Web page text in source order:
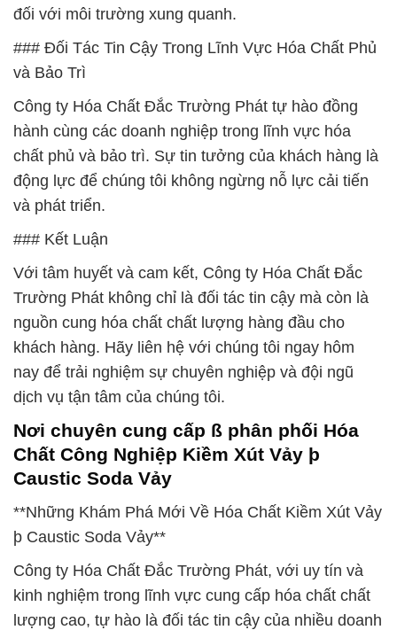
đối với môi trường xung quanh.
### Đối Tác Tin Cậy Trong Lĩnh Vực Hóa Chất Phủ
và Bảo Trì
Công ty Hóa Chất Đắc Trường Phát tự hào đồng
hành cùng các doanh nghiệp trong lĩnh vực hóa
chất phủ và bảo trì. Sự tin tưởng của khách hàng là
động lực để chúng tôi không ngừng nỗ lực cải tiến
và phát triển.
### Kết Luận
Với tâm huyết và cam kết, Công ty Hóa Chất Đắc
Trường Phát không chỉ là đối tác tin cậy mà còn là
nguồn cung hóa chất chất lượng hàng đầu cho
khách hàng. Hãy liên hệ với chúng tôi ngay hôm
nay để trải nghiệm sự chuyên nghiệp và đội ngũ
dịch vụ tận tâm của chúng tôi.
Nơi chuyên cung cấp ß phân phối Hóa
Chất Công Nghiệp Kiềm Xút Vảy þ
Caustic Soda Vảy
**Những Khám Phá Mới Về Hóa Chất Kiềm Xút Vảy
þ Caustic Soda Vảy**
Công ty Hóa Chất Đắc Trường Phát, với uy tín và
kinh nghiệm trong lĩnh vực cung cấp hóa chất chất
lượng cao, tự hào là đối tác tin cậy của nhiều doanh